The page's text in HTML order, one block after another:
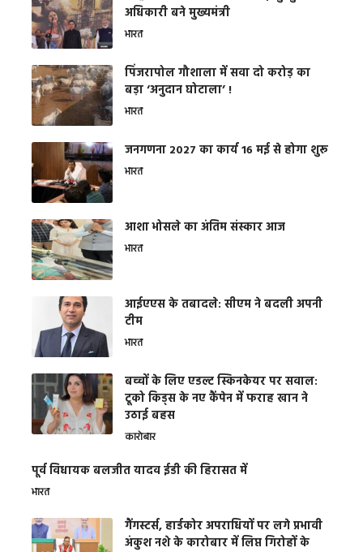
अधिकारी बने मुख्यमंत्री
भारत
​पिंजरापोल गौशाला में सवा दो करोड़ का
बड़ा ‘अनुदान घोटाला’ !
भारत
जनगणना 2027 का कार्य 16 मई से होगा शुरू
भारत
आशा भोसले का अंतिम संस्कार आज
भारत
आईएएस के तबादले: सीएम ने बदली अपनी
टीम
भारत
बच्चों के लिए एडल्ट स्किनकेयर पर सवाल:
टूको किड्स के नए कैंपेन में फराह खान ने
उठाई बहस
कारोबार
पूर्व विधायक बलजीत यादव ईडी की हिरासत में
भारत
गैंगस्टर्स, हार्डकोर अपराधियों पर लगे प्रभावी
अंकुश नशे के कारोबार में लिप्त गिरोहों के